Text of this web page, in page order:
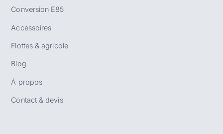
Conversion E85
Accessoires
Flottes & agricole
Blog
À propos
Contact & devis